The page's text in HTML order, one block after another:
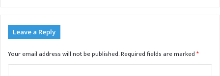
Leave a Reply
Your email address will not be published.Required fields are marked*